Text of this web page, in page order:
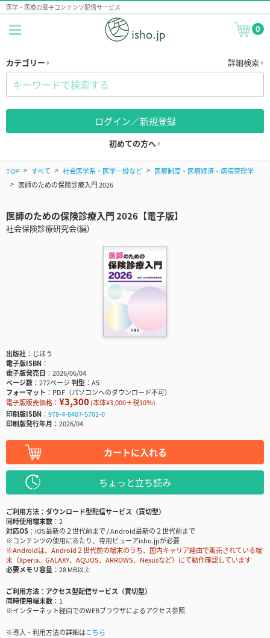
医学・医療の電子コンテンツ配信サービス
0
カテゴリー 詳細検索
ログイン／新規登録
初めての方へ
TOP すべて 社会医学系・医学一般など
医療制度・医療経済・病院管理学
医師のための保険診療入門 2026
医師のための保険診療入門 2026【電子版】
社会保険診療研究会(編)
出版社
じほう
電子版ISBN
電子版発売日
2026/06/04
ページ数
272ページ判型
A5
フォーマット
PDF（パソコンへのダウンロード不可）
電子版販売価格： ¥3,300(本体¥3,000＋税10％)
印刷版ISBN
978-4-8407-5701-0
印刷版発行年月
2026/04
カートに入れる
ちょっと立ち読み
ご利用方法
ダウンロード型配信サービス（買切型）
同時使用端末数
2
対応OS
iOS最新の２世代前まで / Android最新の２世代前まで
※コンテンツの使用にあたり、専用ビューアisho.jpが必要
※Androidは、Android２世代前の端末のうち、国内キャリア経由で販売されている端
末（Xperia、GALAXY、AQUOS、ARROWS、Nexusなど）にて動作確認しています
必要メモリ容量
28 MB以上
ご利用方法
アクセス型配信サービス（買切型）
同時使用端末数
1
※インターネット経由でのWEBブラウザによるアクセス参照
※導入・利用方法の詳細はこちら